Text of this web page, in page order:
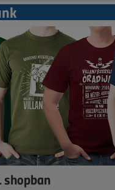
shopban